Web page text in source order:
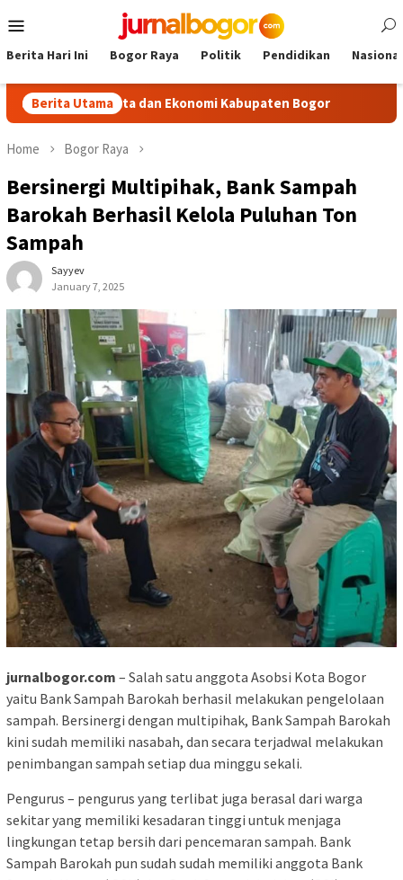
to
Menu
Berita Hari Ini Bogor Raya Politik Pendidikan Nasional
Berita Utama
dan Ekonomi Kabupaten Bogor Tour Malasari
Home Bogor Raya
Bersinergi Multipihak, Bank Sampah
Barokah Berhasil Kelola Puluhan Ton
Sampah
Sayyev
January 7, 2025
jurnalbogor.com – Salah satu anggota Asobsi Kota Bogor
yaitu Bank Sampah Barokah berhasil melakukan pengelolaan
sampah. Bersinergi dengan multipihak, Bank Sampah Barokah
kini sudah memiliki nasabah, dan secara terjadwal melakukan
penimbangan sampah setiap dua minggu sekali.
Pengurus – pengurus yang terlibat juga berasal dari warga
sekitar yang memiliki kesadaran tinggi untuk menjaga
lingkungan tetap bersih dari pencemaran sampah. Bank
Sampah Barokah pun sudah sudah memiliki anggota Bank